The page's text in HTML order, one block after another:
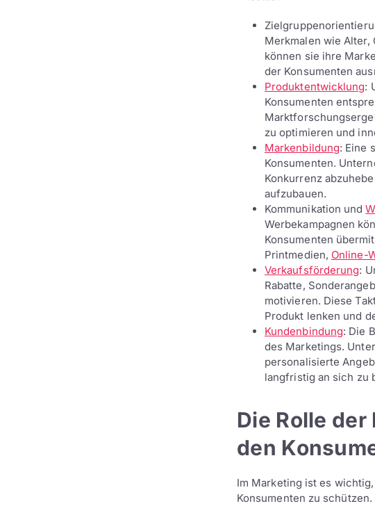
Merkmalen wie Alter,
können sie ihre
der Konsumenten
Produktentwicklung:
Konsumenten
zu optimieren und
Markenbildung: Eine
Konsumenten.
Konkurrenz
aufzubauen.
Kommunikation und
Werbekampagnen
Konsumenten
Printmedien, Online-
Verkaufsförderung:
Rabatte,
motivieren. Diese
Produkt lenken und
Kundenbindung: Die
des Marketings.
personalisierte
langfristig an sich zu
Die Rolle
den
Im Marketing ist es
Konsumenten zu